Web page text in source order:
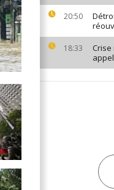
20:50
18:33
Crise